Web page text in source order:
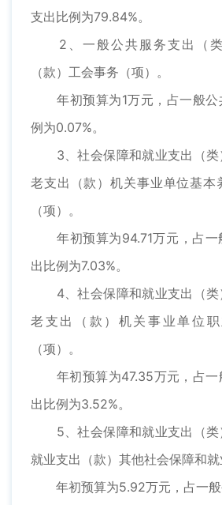
支出比例为79.84%。
2、一般公共服务支出（类
（款）工会事务（项）。
年初预算为1万元，占一般公
例为0.07%。
3、社会保障和就业支出（类
老支出（款）机关事业单位基本
（项）。
年初预算为94.71万元，占一
出比例为7.03%。
4、社会保障和就业支出（类
老支出（款）机关事业单位
（项）。
年初预算为47.35万元，占一
出比例为3.52%。
5、社会保障和就业支出（类
就业支出（款）其他社会保障和就
年初预算为5.92万元，占一般